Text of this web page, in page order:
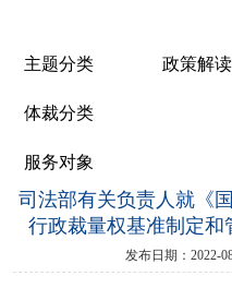
主题分类 政策解读
体裁分类
服务对象
司法部有关负责人就《
行政裁量权基准制定和
发布日期：2022-